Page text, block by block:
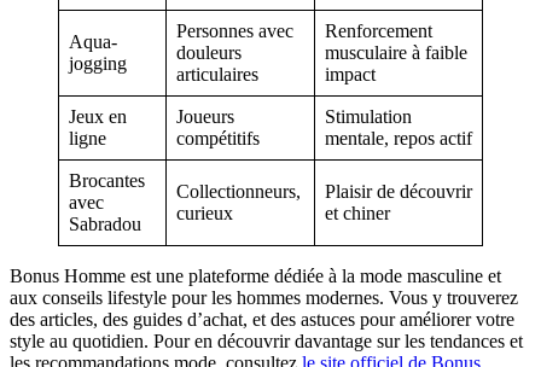
Aqua-
jogging
Personnes avec
douleurs
articulaires
Renforcement
musculaire à faible
impact
Jeux en
ligne
Joueurs
compétitifs
Stimulation
mentale, repos actif
Brocantes
avec
Sabradou
Collectionneurs,
curieux
Plaisir de découvrir
et chiner
Bonus Homme est une plateforme dédiée à la mode masculine et
aux conseils lifestyle pour les hommes modernes. Vous y trouverez
des articles, des guides d’achat, et des astuces pour améliorer votre
style au quotidien. Pour en découvrir davantage sur les tendances et
les recommandations mode, consultez le site officiel de Bonus